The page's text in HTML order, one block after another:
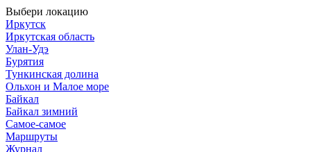
Выбери локацию
Иркутск
Иркутская область
Улан-Удэ
Бурятия
Тункинская долина
Ольхон и Малое море
Байкал
Байкал зимний
Самое-самое
Маршруты
Журнал